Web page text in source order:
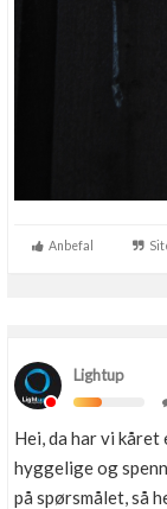
Anbefal
Lightup
Hei, da har vi kåret
hyggelige og
på spørsmålet, så